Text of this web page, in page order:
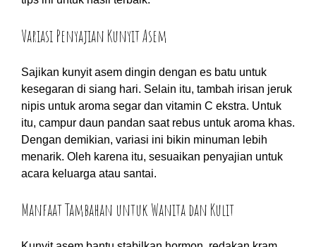
Variasi Penyajian Kunyit Asem
Sajikan kunyit asem dingin dengan es batu untuk
kesegaran di siang hari. Selain itu, tambah irisan jeruk
nipis untuk aroma segar dan vitamin C ekstra. Untuk
itu, campur daun pandan saat rebus untuk aroma khas.
Dengan demikian, variasi ini bikin minuman lebih
menarik. Oleh karena itu, sesuaikan penyajian untuk
acara keluarga atau santai.
Manfaat Tambahan untuk Wanita dan Kulit